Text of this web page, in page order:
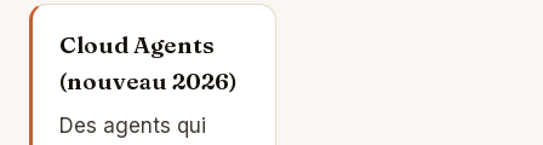
Cloud Agents
(nouveau 2026)
Des agents qui